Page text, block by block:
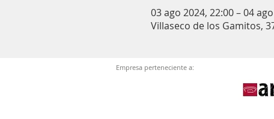
03 ago 2024, 22:00 – 04
Villaseco de los Gamitos,
Empresa perteneciente a: